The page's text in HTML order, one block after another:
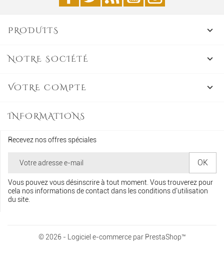
PRODUITS 
NOTRE SOCIÉTÉ 
VOTRE COMPTE 
INFORMATIONS
Recevez nos offres spéciales
Vous pouvez vous désinscrire à tout moment. Vous trouverez pour
cela nos informations de contact dans les conditions d'utilisation
du site.
© 2026 - Logiciel e-commerce par PrestaShop™